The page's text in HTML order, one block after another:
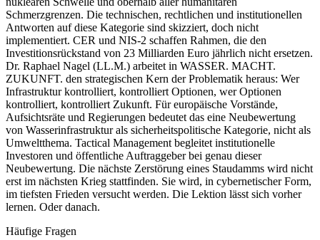
Schmerzgrenzen. Die technischen, rechtlichen und institutionellen
Antworten auf diese Kategorie sind skizziert, doch nicht
implementiert. CER und NIS-2 schaffen Rahmen, die den
Investitionsrückstand von 23 Milliarden Euro jährlich nicht ersetzen.
Dr. Raphael Nagel (LL.M.) arbeitet in WASSER. MACHT.
ZUKUNFT. den strategischen Kern der Problematik heraus: Wer
Infrastruktur kontrolliert, kontrolliert Optionen, wer Optionen
kontrolliert, kontrolliert Zukunft. Für europäische Vorstände,
Aufsichtsräte und Regierungen bedeutet das eine Neubewertung
von Wasserinfrastruktur als sicherheitspolitische Kategorie, nicht als
Umweltthema. Tactical Management begleitet institutionelle
Investoren und öffentliche Auftraggeber bei genau dieser
Neubewertung. Die nächste Zerstörung eines Staudamms wird nicht
erst im nächsten Krieg stattfinden. Sie wird, in cybernetischer Form,
im tiefsten Frieden versucht werden. Die Lektion lässt sich vorher
lernen. Oder danach.
Häufige Fragen